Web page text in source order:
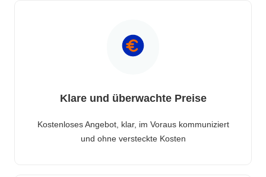
Klare und überwachte Preise
Kostenloses Angebot, klar, im Voraus kommuniziert
und ohne versteckte Kosten